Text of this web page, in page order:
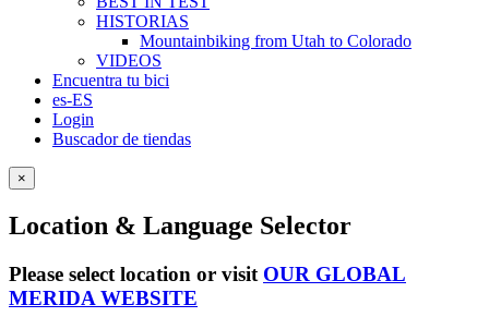
HISTORIAS
Mountainbiking from Utah to Colorado
VIDEOS
Encuentra tu bici
es-ES
Login
Buscador de tiendas
×
Location & Language Selector
Please select location or visit OUR GLOBAL
MERIDA WEBSITE